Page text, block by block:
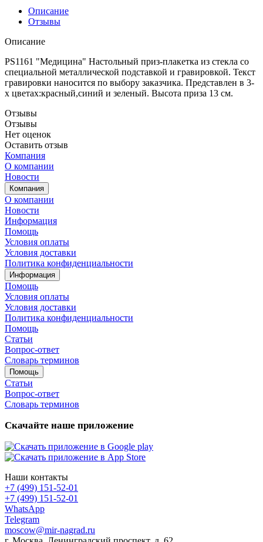
Описание
Отзывы
Описание
PS1161 "Медицина" Настольный приз-плакетка из стекла со
специальной металлической подставкой и гравировкой. Текст
гравировки наносится по выбору заказчика. Представлен в 3-
х цветах:красный,синий и зеленый. Высота приза 13 см.
Отзывы
Отзывы
Нет оценок
Оставить отзыв
Компания
О компании
Новости
Компания
О компании
Новости
Информация
Помощь
Условия оплаты
Условия доставки
Политика конфиденциальности
Информация
Помощь
Условия оплаты
Условия доставки
Политика конфиденциальности
Помощь
Статьи
Вопрос-ответ
Словарь терминов
Помощь
Статьи
Вопрос-ответ
Словарь терминов
Скачайте наше приложение
Наши контакты
+7 (499) 151-52-01
+7 (499) 151-52-01
WhatsApp
Telegram
moscow@mir-nagrad.ru